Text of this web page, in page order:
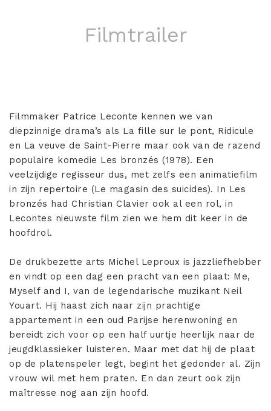
Filmtrailer
Filmmaker Patrice Leconte kennen we van
diepzinnige drama’s als La fille sur le pont, Ridicule
en La veuve de Saint-Pierre maar ook van de razend
populaire komedie Les bronzés (1978). Een
veelzijdige regisseur dus, met zelfs een animatiefilm
in zijn repertoire (Le magasin des suicides). In Les
bronzés had Christian Clavier ook al een rol, in
Lecontes nieuwste film zien we hem dit keer in de
hoofdrol.
De drukbezette arts Michel Leproux is jazzliefhebber
en vindt op een dag een pracht van een plaat: Me,
Myself and I, van de legendarische muzikant Neil
Youart. Hij haast zich naar zijn prachtige
appartement in een oud Parijse herenwoning en
bereidt zich voor op een half uurtje heerlijk naar de
jeugdklassieker luisteren. Maar met dat hij de plaat
op de platenspeler legt, begint het gedonder al. Zijn
vrouw wil met hem praten. En dan zeurt ook zijn
maîtresse nog aan zijn hoofd.